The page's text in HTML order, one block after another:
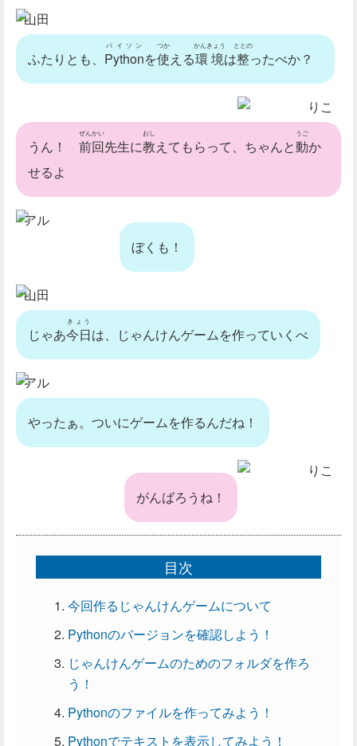
山田
ふたりとも、 Python
パイソン
を使
つか
える環境
かんきょう
は整
ととの
ったべか？
りこ
うん！ 前回
ぜんかい
先生に教
おし
えてもらって、ちゃんと動
うご
か
せるよ
アル
ぼくも！
山田
じゃあ今日
きょう
は、じゃんけんゲームを作っていくべ
アル
やったぁ。ついにゲームを作るんだね！
りこ
がんばろうね！
目次
今回作るじゃんけんゲームについて
Pythonのバージョンを確認しよう！
じゃんけんゲームのためのフォルダを作ろ
う！
Pythonのファイルを作ってみよう！
Pythonでテキストを表示してみよう！